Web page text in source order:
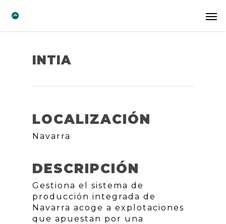
INTIA
LOCALIZACIÓN
Navarra
DESCRIPCIÓN
Gestiona el sistema de
producción integrada de
Navarra acoge a explotaciones
que apuestan por una